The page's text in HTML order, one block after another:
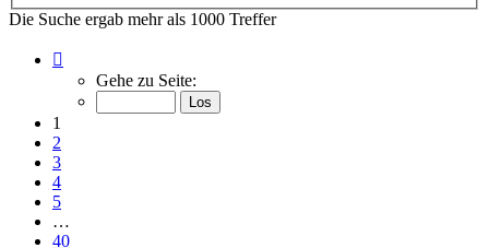
Die Suche ergab mehr als 1000 Treffer
von
Gehe zu Seite:
1
2
3
4
5
…
40